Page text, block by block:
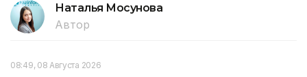
Наталья Мосунова
Автор
08:49, 08 Августа 2026